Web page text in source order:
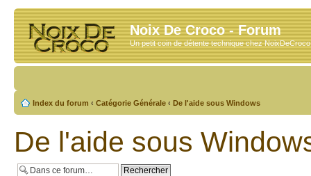
Noix De Croco - Forum
Un petit coin de détente technique chez
Index du forum ‹ Catégorie Générale ‹ De l'aide sous Windows
De l'aide sous